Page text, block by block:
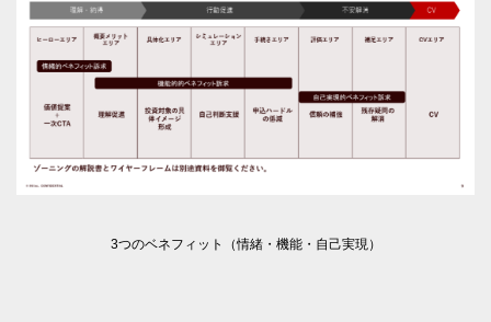
3つのベネフィット（情緒・機能・自己実現）